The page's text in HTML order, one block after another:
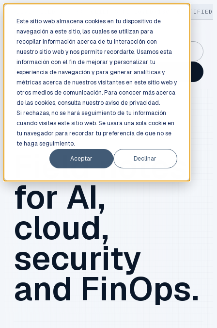
Este sitio web almacena cookies en tu dispositivo de
navegación a este sitio, las cuales se utilizan para
recopilar información acerca de tu interacción con
nuestro sitio web y nos permite recordarte. Usamos esta
información con el fin de mejorar y personalizar tu
experiencia de navegación y para generar analíticas y
métricas acerca de nuestros visitantes en este sitio web y
otros medios de comunicación. Para conocer más acerca
de las cookies, consulta nuestro aviso de privacidad.
Si rechazas, no se hará seguimiento de tu información
cuando visites este sitio web. Se usará una sola cookie en
tu navegador para recordar tu preferencia de que no se
te haga seguimiento.
Aceptar
Declinar
130+ CERTIFIED
GuidancePlex →
Talk to an engineer →
Field notes
for AI,
cloud,
security
and FinOps.